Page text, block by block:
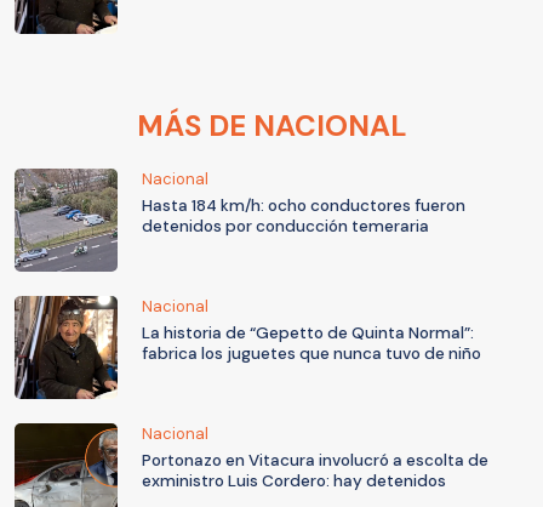
MÁS DE NACIONAL
Nacional
Hasta 184 km/h: ocho conductores fueron
detenidos por conducción temeraria
Nacional
La historia de “Gepetto de Quinta Normal”:
fabrica los juguetes que nunca tuvo de niño
Nacional
Portonazo en Vitacura involucró a escolta de
exministro Luis Cordero: hay detenidos